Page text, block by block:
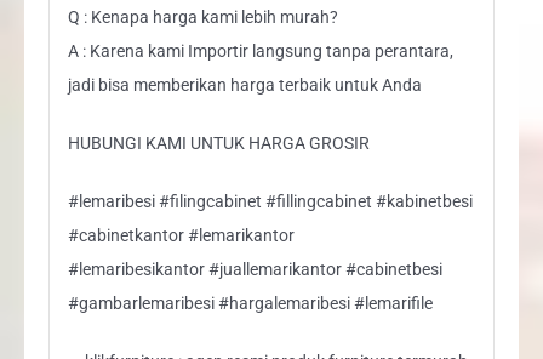
Q : Kenapa harga kami lebih murah?
A : Karena kami Importir langsung tanpa perantara,
jadi bisa memberikan harga terbaik untuk Anda
HUBUNGI KAMI UNTUK HARGA GROSIR
#lemaribesi #filingcabinet #fillingcabinet #kabinetbesi
#cabinetkantor #lemarikantor
#lemaribesikantor #juallemarikantor #cabinetbesi
#gambarlemaribesi #hargalemaribesi #lemarifile